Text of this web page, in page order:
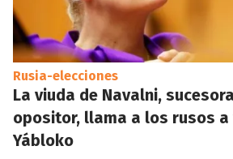
Rusia-elecciones
La viuda de Navalni,
opositor, llama a los rusos
Yábloko